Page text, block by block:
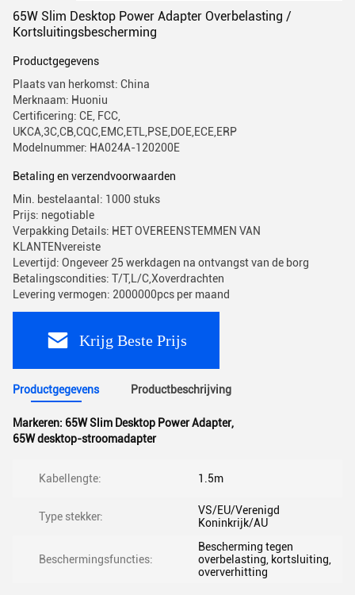
65W Slim Desktop Power Adapter Overbelasting /
Kortsluitingsbescherming
Productgegevens
Plaats van herkomst: China
Merknaam: Huoniu
Certificering: CE, FCC,
UKCA,3C,CB,CQC,EMC,ETL,PSE,DOE,ECE,ERP
Modelnummer: HA024A-120200E
Betaling en verzendvoorwaarden
Min. bestelaantal: 1000 stuks
Prijs: negotiable
Verpakking Details: HET OVEREENSTEMMEN VAN
KLANTENvereiste
Levertijd: Ongeveer 25 werkdagen na ontvangst van de borg
Betalingscondities: T/T,L/C,Xoverdrachten
Levering vermogen: 2000000pcs per maand
Krijg Beste Prijs
Productgegevens Productbeschrijving
Markeren: 65W Slim Desktop Power Adapter,
65W desktop-stroomadapter
Kabellengte: 1.5m
Type stekker:
VS/EU/Verenigd
Koninkrijk/AU
Beschermingsfuncties:
Bescherming tegen
overbelasting, kortsluiting,
oververhitting